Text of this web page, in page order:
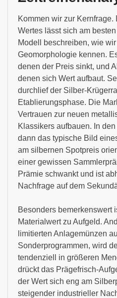
Kommen wir zur
Wertes lässt sich am
Modell beschreiben, wie
Geomorphologie kennen.
denen der Preis sinkt, und
denen sich Wert aufbaut.
durchlief der Silber-
Etablierungsphase. Die
Vertrauen zur neuen
Klassikers aufbauen. In
dann das typische Bild
am silbernen Spotpreis
einer gewissen
Prämie schwankt und ist
Nachfrage auf dem
Besonders bemerkenswert
Materialwert zu Aufgeld.
limitierten Anlagemünzen
Sonderprogrammen, wird
tendenziell in größeren
drückt das Prägefrisch-
der Wert sich eng am
steigender industrieller